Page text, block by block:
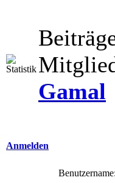
Gamal
Anmelden
Benutzername: